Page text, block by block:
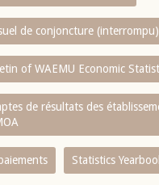
de conjoncture (interrompu)
of WAEMU Economic
de résultats des
Statistics